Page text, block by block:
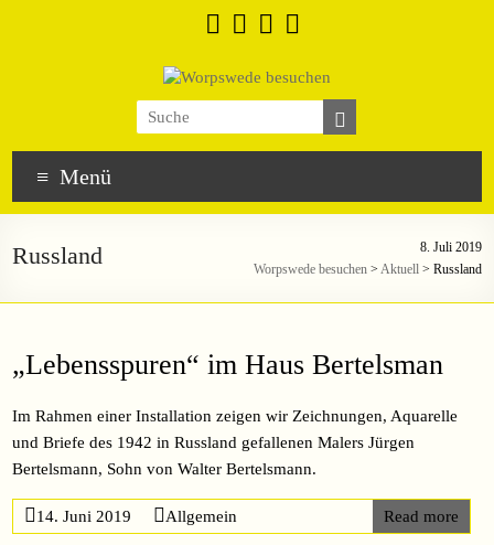
Menü
Russland
8. Juli 2019
Worpswede besuchen> Aktuell> Russland
„Lebensspuren“ im Haus Bertelsman
Im Rahmen einer Installation zeigen wir Zeichnungen, Aquarelle
und Briefe des 1942 in Russland gefallenen Malers Jürgen
Bertelsmann, Sohn von Walter Bertelsmann.
14. Juni 2019 Allgemein Read more